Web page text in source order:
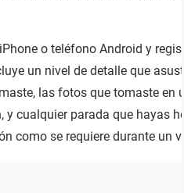
o teléfono Android y
un nivel de detalle que
las fotos que tomaste en
cualquier parada que hayas
como se requiere durante un